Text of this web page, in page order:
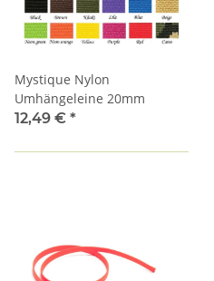
Mystique Nylon
Umhängeleine 20mm
12,49 € *